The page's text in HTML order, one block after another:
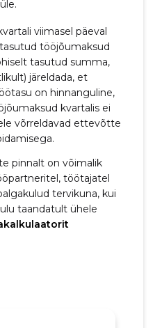
viimasel päeval
tööjõumaksud
tasutud summa,
järeldada, et
on hinnanguline,
kvartalis ei
võrreldavad ettevõtte
pinnalt on võimalik
töötajatel
tervikuna, kui
taandatult ühele